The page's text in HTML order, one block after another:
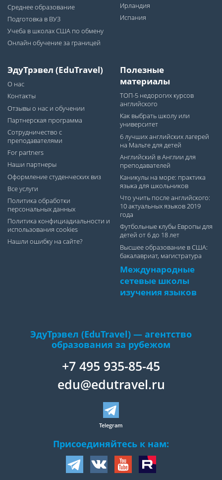
Среднее образование
Подготовка в ВУЗ
Учеба в школах США по обмену
Онлайн обучение за границей
Ирландия
Испания
ЭдуТрэвел (EduTravel)
О нас
Контакты
Отзывы о нас и обучении
Партнерская программа
Сотрудничество с
преподавателями
For partners
Наши партнеры
Оформление студенческих виз
Все услуги
Политика обработки
персональных данных
Политика конфициадиальности и
использования cookies
Нашли ошибку на сайте?
Полезные
материалы
ТОП-5 недорогих курсов
английского
Как выбрать школу или
университет
6 лучших английских лагерей
на Мальте для детей
Английский в Англии для
преподавателей
Каникулы на море: практика
языка для школьников
Что учить после английского:
10 актуальных языков 2019
года
Футбольные клубы Европы для
детей от 6 до 18 лет
Высшее образование в США:
бакалавриат, магистратура
Международные
сетевые школы
изучения языков
ЭдуТрэвел (EduTravel) — агентство
образования за рубежом
+7 495 935-85-45
edu@edutravel.ru
Telegram
Присоединяйтесь к нам: